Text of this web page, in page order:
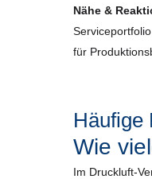
Nähe &
für
Häufige
Wie
Im Druckluft-